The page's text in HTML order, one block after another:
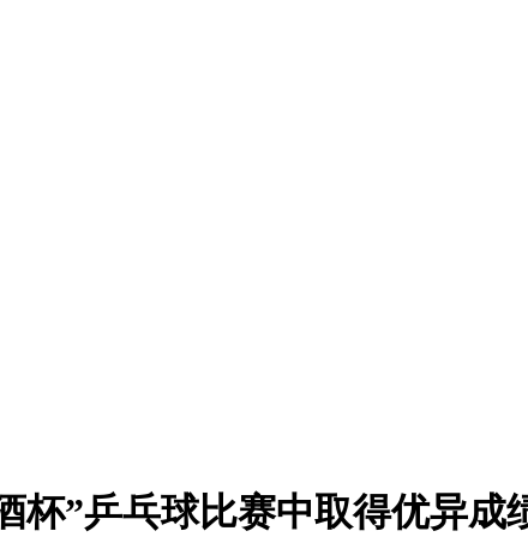
杯”乒乓球比赛中取得优异成